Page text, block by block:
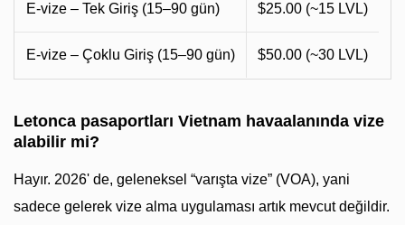
E-vize – Tek Giriş (15–90 gün) $25.00 (~15 LVL)
E-vize – Çoklu Giriş (15–90 gün) $50.00 (~30 LVL)
Letonca pasaportları Vietnam havaalanında vize
alabilir mi?
Hayır. 2026' de, geleneksel “varışta vize” (VOA), yani
sadece gelerek vize alma uygulaması artık mevcut değildir.